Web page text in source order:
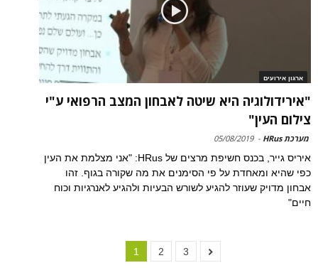
ארגון אירועים
"אירידולוגיה היא שיטה לאבחון המצב הרפואי ע"י
צילום העין"
מערכת HRus -
05/08/2019
איריס גייר, בכנס חשיפת מרצים של HRus: "אני מצלמת את העין
כפי שהיא ומאחדת על פי הסימנים את מה שקורה בגוף. זהו
אבחון מדויק שעוזר להגיע לשורש הבעיות ולהגיע לאנרגיות וכוח
חיים"
1 2 3